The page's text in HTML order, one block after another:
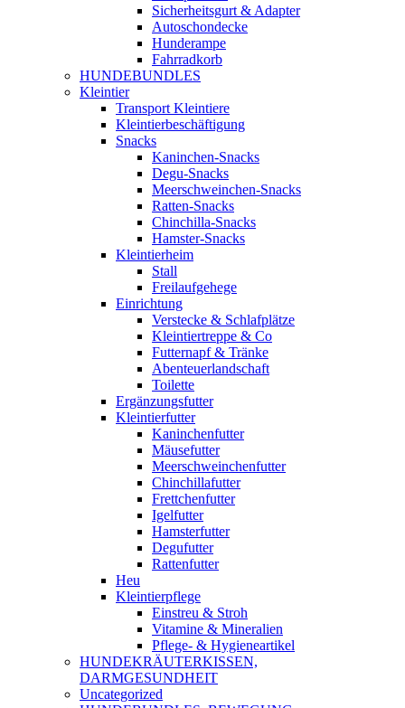
Sicherheitsgurt & Adapter
Autoschondecke
Hunderampe
Fahrradkorb
HUNDEBUNDLES
Kleintier
Transport Kleintiere
Kleintierbeschäftigung
Snacks
Kaninchen-Snacks
Degu-Snacks
Meerschweinchen-Snacks
Ratten-Snacks
Chinchilla-Snacks
Hamster-Snacks
Kleintierheim
Stall
Freilaufgehege
Einrichtung
Verstecke & Schlafplätze
Kleintiertreppe & Co
Futternapf & Tränke
Abenteuerlandschaft
Toilette
Ergänzungsfutter
Kleintierfutter
Kaninchenfutter
Mäusefutter
Meerschweinchenfutter
Chinchillafutter
Frettchenfutter
Igelfutter
Hamsterfutter
Degufutter
Rattenfutter
Heu
Kleintierpflege
Einstreu & Stroh
Vitamine & Mineralien
Pflege- & Hygieneartikel
HUNDEKRÄUTERKISSEN,
DARMGESUNDHEIT
Uncategorized